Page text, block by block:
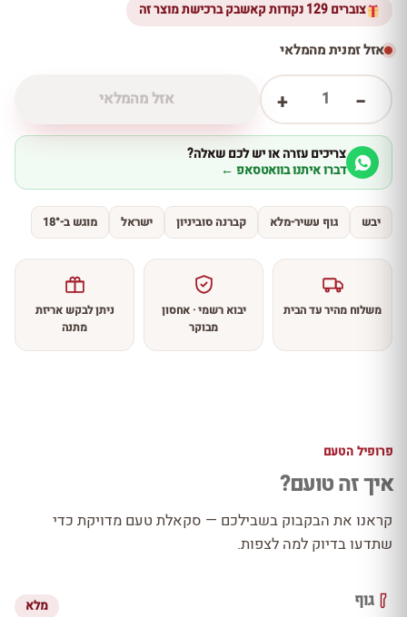
צוברים 129 נקודות קאשבק ברכישת מוצר זה
אזל זמנית מהמלאי
−
1
+ אזל מהמלאי
צריכים עזרה או יש לכם שאלה?
דברו איתנו בוואטסאפ ←
יבש גוף עשיר-מלא קברנה סוביניון ישראל מוגש ב-18°
משלוח מהיר עד הבית
יבוא רשמי · אחסון
מבוקר
ניתן לבקש אריזת
מתנה
פרופיל הטעם
איך זה טועם?
קראנו את הבקבוק בשבילכם — סקאלת טעם מדויקת כדי
שתדעו בדיוק למה לצפות.
גוף מלא